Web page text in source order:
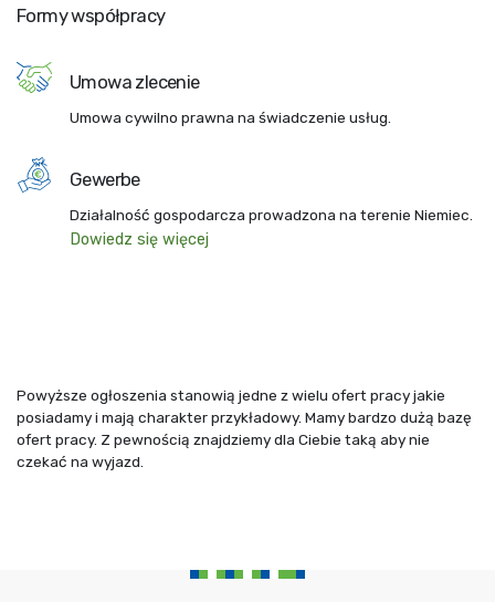
Formy współpracy
Umowa zlecenie
Umowa cywilno prawna na świadczenie usług.
Gewerbe
Działalność gospodarcza prowadzona na terenie Niemiec.
Dowiedz się więcej
Powyższe ogłoszenia stanowią jedne z wielu ofert pracy jakie
posiadamy i mają charakter przykładowy. Mamy bardzo dużą bazę
ofert pracy. Z pewnością znajdziemy dla Ciebie taką aby nie
czekać na wyjazd.